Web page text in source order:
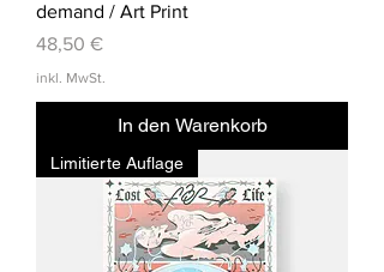
demand / Art Print
Preis
48,50 €
inkl. MwSt.
In den Warenkorb
Limitierte Auflage